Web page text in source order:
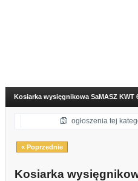
Kosiarka wysięgnikowa SaMASZ KWT
ogłoszenia tej
« Poprzednie
Kosiarka